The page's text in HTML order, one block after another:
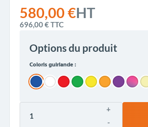
580,00 €HT
696,00 €TTC
Options du produit
Coloris guirlande :
+
-